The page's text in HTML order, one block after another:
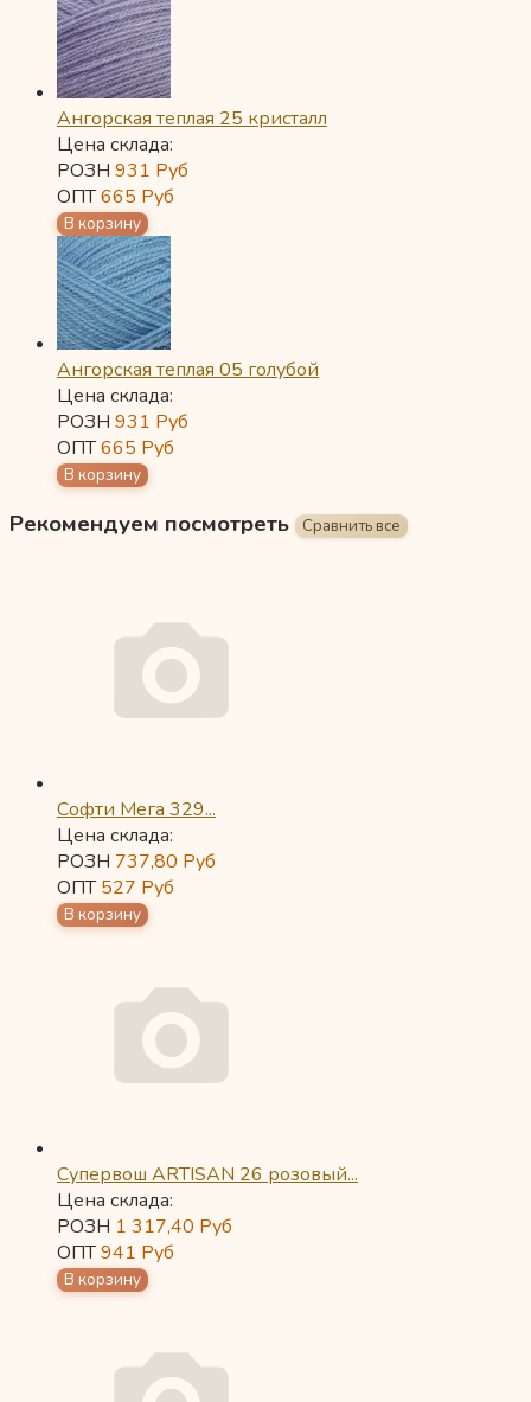
Ангорская теплая 25 кристалл
Цена склада:
РОЗН 931 Руб
ОПТ665 Руб
Ангорская теплая 05 голубой
Цена склада:
РОЗН 931 Руб
ОПТ665 Руб
Рекомендуем посмотреть
Софти Мега 329...
Цена склада:
РОЗН 737,80 Руб
ОПТ527 Руб
Супервош ARTISAN 26 розовый...
Цена склада:
РОЗН 1 317,40 Руб
ОПТ941 Руб